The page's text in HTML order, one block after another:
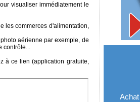
visualiser immédiatement le
les commerces d'alimentation,
aérienne par exemple, de
à ce lien (application gratuite,